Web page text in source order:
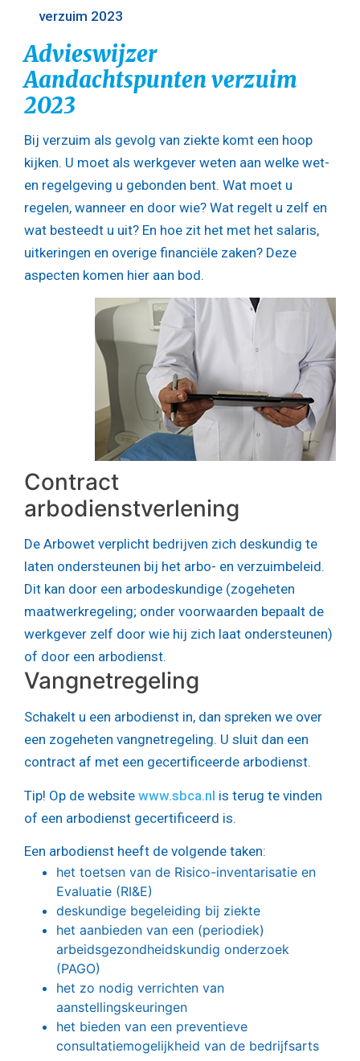
verzuim 2023
Advieswijzer
Aandachtspunten verzuim
2023
Bij verzuim als gevolg van ziekte komt een hoop
kijken. U moet als werkgever weten aan welke wet-
en regelgeving u gebonden bent. Wat moet u
regelen, wanneer en door wie? Wat regelt u zelf en
wat besteedt u uit? En hoe zit het met het salaris,
uitkeringen en overige financiële zaken? Deze
aspecten komen hier aan bod.
Contract
arbodienstverlening
De Arbowet verplicht bedrijven zich deskundig te
laten ondersteunen bij het arbo- en verzuimbeleid.
Dit kan door een arbodeskundige (zogeheten
maatwerkregeling; onder voorwaarden bepaalt de
werkgever zelf door wie hij zich laat ondersteunen)
of door een arbodienst.
Vangnetregeling
Schakelt u een arbodienst in, dan spreken we over
een zogeheten vangnetregeling. U sluit dan een
contract af met een gecertificeerde arbodienst.
Tip! Op de website www.sbca.nl is terug te vinden
of een arbodienst gecertificeerd is.
Een arbodienst heeft de volgende taken:
het toetsen van de Risico-inventarisatie en
Evaluatie (RI&E)
deskundige begeleiding bij ziekte
het aanbieden van een (periodiek)
arbeidsgezondheidskundig onderzoek
(PAGO)
het zo nodig verrichten van
aanstellingskeuringen
het bieden van een preventieve
consultatiemogelijkheid van de bedrijfsarts